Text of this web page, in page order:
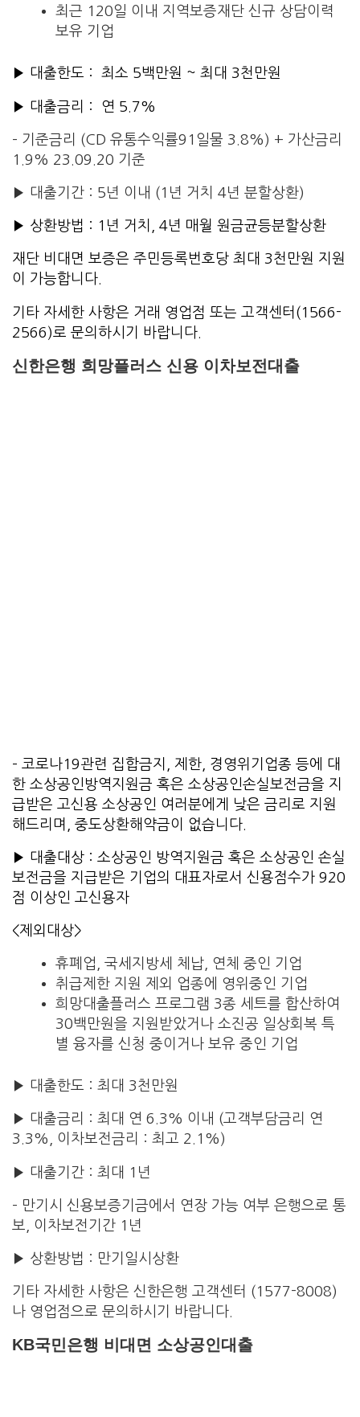
최근 120일 이내 지역보증재단 신규 상담이력
보유 기업
▶ 대출한도 : 최소 5백만원 ~ 최대 3천만원
▶ 대출금리 : 연 5.7%
– 기준금리 (CD 유통수익률91일물 3.8%) + 가산금리
1.9% 23.09.20 기준
▶ 대출기간 : 5년 이내 (1년 거치 4년 분할상환)
▶ 상환방법 : 1년 거치, 4년 매월 원금균등분할상환
재단 비대면 보증은 주민등록번호당 최대 3천만원 지원
이 가능합니다.
기타 자세한 사항은 거래 영업점 또는 고객센터(1566-
2566)로 문의하시기 바랍니다.
신한은행 희망플러스 신용 이차보전대출
– 코로나19관련 집합금지, 제한, 경영위기업종 등에 대
한 소상공인방역지원금 혹은 소상공인손실보전금을 지
급받은 고신용 소상공인 여러분에게 낮은 금리로 지원
해드리며, 중도상환해약금이 없습니다.
▶ 대출대상 : 소상공인 방역지원금 혹은 소상공인 손실
보전금을 지급받은 기업의 대표자로서 신용점수가 920
점 이상인 고신용자
<제외대상>
휴폐업, 국세지방세 체납, 연체 중인 기업
취급제한 지원 제외 업종에 영위중인 기업
희망대출플러스 프로그램 3종 세트를 합산하여
30백만원을 지원받았거나 소진공 일상회복 특
별 융자를 신청 중이거나 보유 중인 기업
▶ 대출한도 : 최대 3천만원
▶ 대출금리 : 최대 연 6.3% 이내 (고객부담금리 연
3.3%, 이차보전금리 : 최고 2.1%)
▶ 대출기간 : 최대 1년
– 만기시 신용보증기금에서 연장 가능 여부 은행으로 통
보, 이차보전기간 1년
▶ 상환방법 : 만기일시상환
기타 자세한 사항은 신한은행 고객센터 (1577-8008)
나 영업점으로 문의하시기 바랍니다.
KB국민은행 비대면 소상공인대출